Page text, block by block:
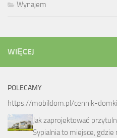
Wynajem
WIĘCEJ
POLECAMY
https://mobildom.pl/cennik-
Jak zaprojektować
Sypialnia to miejsce, gdzie